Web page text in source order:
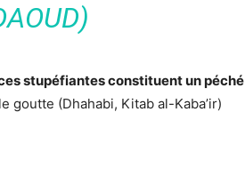
stupéfiantes constituent un péché
goutte (Dhahabi, Kitab al-Kaba’ir)